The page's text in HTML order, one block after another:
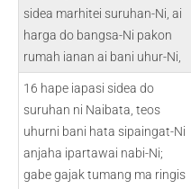
sidea marhitei suruhan-Ni, ai
harga do bangsa-Ni pakon
rumah ianan ai bani uhur-Ni,
16 hape iapasi sidea do
suruhan ni Naibata, teos
uhurni bani hata sipaingat-Ni
anjaha ipartawai nabi-Ni;
gabe gajak tumang ma ringis